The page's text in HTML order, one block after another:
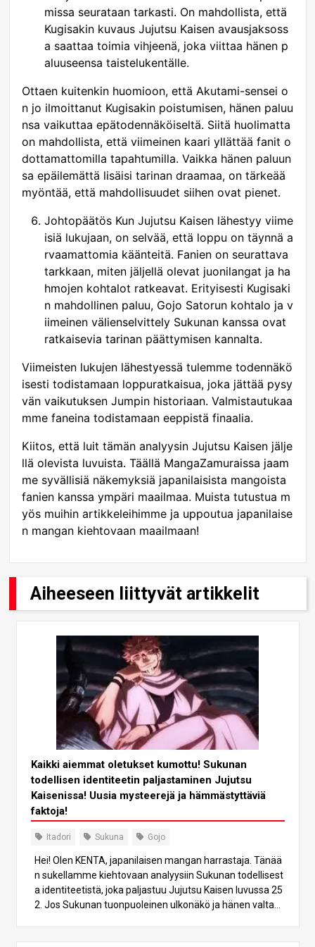
missa seurataan tarkasti. On mahdollista, että
Kugisakin kuvaus Jujutsu Kaisen avausjaksoss
a saattaa toimia vihjeenä, joka viittaa hänen p
aluuseensa taistelukentälle.
Ottaen kuitenkin huomioon, että Akutami-sensei o
n jo ilmoittanut Kugisakin poistumisen, hänen paluu
nsa vaikuttaa epätodennäköiseltä. Siitä huolimatta
on mahdollista, että viimeinen kaari yllättää fanit o
dottamattomilla tapahtumilla. Vaikka hänen paluun
sa epäilemättä lisäisi tarinan draamaa, on tärkeää
myöntää, että mahdollisuudet siihen ovat pienet.
Johtopäätös Kun Jujutsu Kaisen lähestyy viime
isiä lukujaan, on selvää, että loppu on täynnä a
rvaamattomia käänteitä. Fanien on seurattava
tarkkaan, miten jäljellä olevat juonilangat ja ha
hmojen kohtalot ratkeavat. Erityisesti Kugisaki
n mahdollinen paluu, Gojo Satorun kohtalo ja v
iimeinen välienselvittely Sukunan kanssa ovat
ratkaisevia tarinan päättymisen kannalta.
Viimeisten lukujen lähestyessä tulemme todennäkö
isesti todistamaan loppuratkaisua, joka jättää pysy
vän vaikutuksen Jumpin historiaan. Valmistautukaa
mme faneina todistamaan eeppistä finaalia.
Kiitos, että luit tämän analyysin Jujutsu Kaisen jälje
llä olevista luvuista. Täällä MangaZamuraissa jaam
me syvällisiä näkemyksiä japanilaisista mangoista
fanien kanssa ympäri maailmaa. Muista tutustua m
yös muihin artikkeleihimme ja uppoutua japanilaise
n mangan kiehtovaan maailmaan!
Aiheeseen liittyvät artikkelit
Kaikki aiemmat oletukset kumottu! Sukunan
todellisen identiteetin paljastaminen Jujutsu
Kaisenissa! Uusia mysteerejä ja hämmästyttäviä
faktoja!
Itadori Sukuna Gojo
Hei! Olen KENTA, japanilaisen mangan harrastaja. Tänää
n sukellamme kiehtovaan analyysiin Sukunan todellisest
a identiteetistä, joka paljastuu Jujutsu Kaisen luvussa 25
2. Jos Sukunan tuonpuoleinen ulkonäkö ja hänen valtava